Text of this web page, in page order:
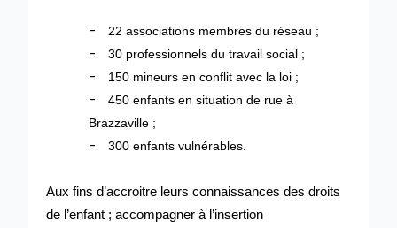
- 22 associations membres du réseau ;
- 30 professionnels du travail social ;
- 150 mineurs en conflit avec la loi ;
-
450 enfants en situation de rue à
Brazzaville ;
- 300 enfants vulnérables.
Aux fins d’accroitre leurs connaissances des droits
de l’enfant ; accompagner à l’insertion